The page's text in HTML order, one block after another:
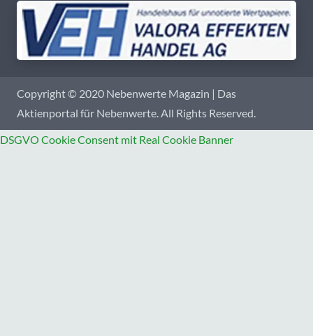
Copyright © 2020 Nebenwerte Magazin | Das
Aktienportal für Nebenwerte. All Rights Reserved.
DSGVO Cookie Consent mit Real Cookie Banner